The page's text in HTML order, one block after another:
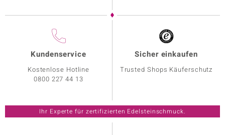
Kundenservice
Kostenlose Hotline
0800 227 44 13
Sicher einkaufen
Trusted Shops Käuferschutz
Ihr Experte für zertifizierten Edelsteinschmuck.